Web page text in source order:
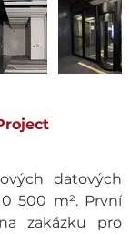
datových
500 m². První
zakázku pro